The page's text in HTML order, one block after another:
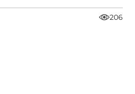
206